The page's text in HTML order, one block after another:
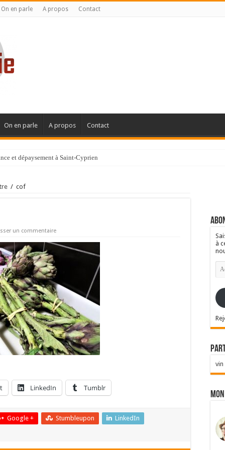
On en parle A propos Contact
On en parle A propos Contact
et dépaysement à Saint-Cyprien
/ cof
un commentaire
LinkedIn Tumblr
Google + Stumbleupon LinkedIn
à
e-
vin